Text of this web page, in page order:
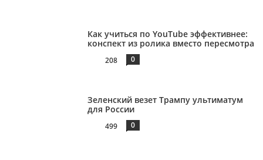
Как учиться по YouTube эффективнее:
конспект из ролика вместо пересмотра
208 0
Зеленский везет Трампу ультиматум
для России
499 0